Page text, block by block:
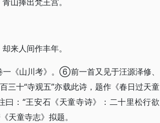
来人间作丰年。
《山川考》。⑥前一首又见于汪源泽修、
十“寺观五”亦载此诗，题作《春日过天童
：“王安石《天童寺诗》：二十里松行欲
童寺志》拟题。